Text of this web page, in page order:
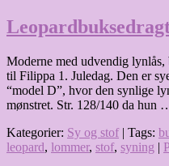
Moderne med udvendig lynlås,
til Filippa 1. Juledag. Den er
“model D”, hvor den synlige
mønstret. Str. 128/140 da hun
Kategorier: Sy og stof| Tags:
leopard, lommer, stof, syning |